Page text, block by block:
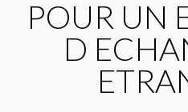
POUR UN
D